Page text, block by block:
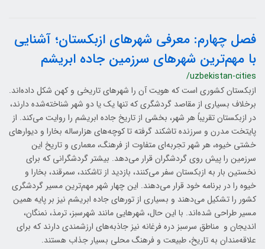
فصل چهارم: معرفی شهرهای ازبکستان؛ آشنایی
با مهم‌ترین شهرهای سرزمین جاده ابریشم
/uzbekistan-cities
ازبکستان کشوری است که هویت آن را شهرهای تاریخی و کهن شکل داده‌اند.
برخلاف بسیاری از مقاصد گردشگری که تنها یک یا دو شهر شناخته‌شده دارند،
در ازبکستان تقریباً هر شهر، بخشی از تاریخ جاده ابریشم را روایت می‌کند. از
پایتخت مدرن و سرزنده تاشکند گرفته تا کوچه‌های هزارساله بخارا و دیوارهای
خشتی خیوه، هر شهر تجربه‌ای متفاوت از فرهنگ، معماری و تاریخ این
سرزمین را پیش روی گردشگران قرار می‌دهد. بیشتر گردشگرانی که برای
نخستین بار به ازبکستان سفر می‌کنند، بازدید از تاشکند، سمرقند، بخارا و
خیوه را در برنامه خود قرار می‌دهند. این چهار شهر مهم‌ترین مسیر گردشگری
کشور را تشکیل می‌دهند و بسیاری از تورهای جاده ابریشم نیز بر پایه همین
مسیر طراحی شده‌اند. با این حال، شهرهایی مانند شهرسبز، ترمذ، نمنگان،
اندیجان و مناطق سرسبز دره فرغانه نیز جاذبه‌های ارزشمندی دارند که برای
علاقه‌مندان به تاریخ، طبیعت و فرهنگ محلی بسیار جذاب هستند.